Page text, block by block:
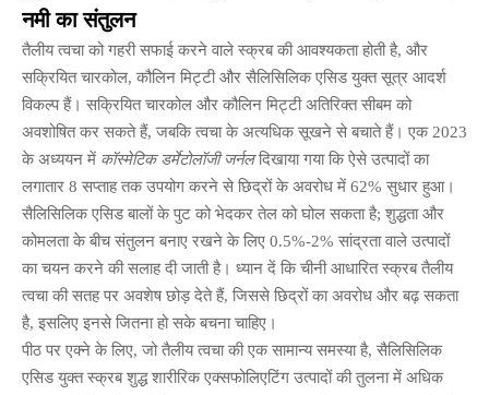
नमी का संतुलन
तैलीय त्वचा को गहरी सफाई करने वाले स्क्रब की आवश्यकता होती है, और
सक्रियित चारकोल, कौलिन मिट्टी और सैलिसिलिक एसिड युक्त सूत्र आदर्श
विकल्प हैं। सक्रियित चारकोल और कौलिन मिट्टी अतिरिक्त सीबम को
अवशोषित कर सकते हैं, जबकि त्वचा के अत्यधिक सूखने से बचाते हैं। एक 2023
के अध्ययन में कॉस्मेटिक डर्मेटोलॉजी जर्नलदिखाया गया कि ऐसे उत्पादों का
लगातार 8 सप्ताह तक उपयोग करने से छिद्रों के अवरोध में 62% सुधार हुआ।
सैलिसिलिक एसिड बालों के पुट को भेदकर तेल को घोल सकता है; शुद्धता और
कोमलता के बीच संतुलन बनाए रखने के लिए 0.5%-2% सांद्रता वाले उत्पादों
का चयन करने की सलाह दी जाती है। ध्यान दें कि चीनी आधारित स्क्रब तैलीय
त्वचा की सतह पर अवशेष छोड़ देते हैं, जिससे छिद्रों का अवरोध और बढ़ सकता
है, इसलिए इनसे जितना हो सके बचना चाहिए।
पीठ पर एक्ने के लिए, जो तैलीय त्वचा की एक सामान्य समस्या है, सैलिसिलिक
एसिड युक्त स्क्रब शुद्ध शारीरिक एक्सफोलिएटिंग उत्पादों की तुलना में अधिक